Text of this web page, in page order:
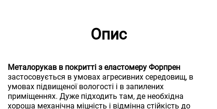
Опис
Металорукав в покритті з еластомеру Форпрен
застосовується в умовах агресивних середовищ, в
умовах підвищеної вологості і в запилених
приміщеннях. Дуже підходить там, де необхідна
хороша механічна міцність і відмінна стійкість до